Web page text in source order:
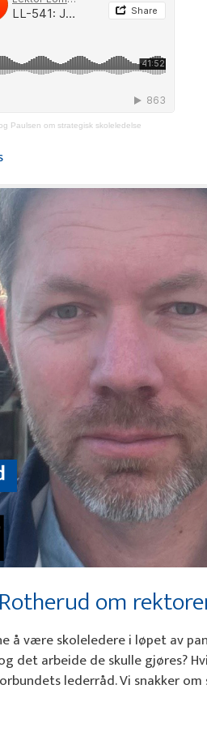
Paulsen om strategisk skoleledelse
om
å være skoleledere i løpet av
arbeide de skulle gjøres?
lederråd. Vi snakker